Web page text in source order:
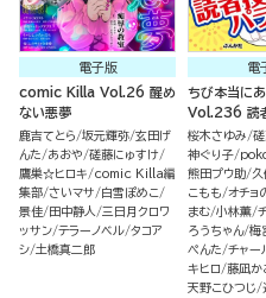
電子版
comic Killa Vol.26 醒め
ない悪夢
鹿吉てとら 坂元輝弥 玄田げ
んた
あおや 磋藤にゅすけ
鷹巣☆ヒロキ
comic Killa編
集部 さいマサ
白雪ぽめこ
景佳 田中静人 三日月クロワ
ッサン テラーノベル タコア
シ 土橋真二郎
電
ちび本当に
Vol.236 読
イス
桜木さゆみ 磋
神ぐり子
熊田プウ助
こもも オチョ
まむ 小林薫
ろうちゃん 梅
ぺんた チャー
キヒロ 藤凪か
天野こひつじ